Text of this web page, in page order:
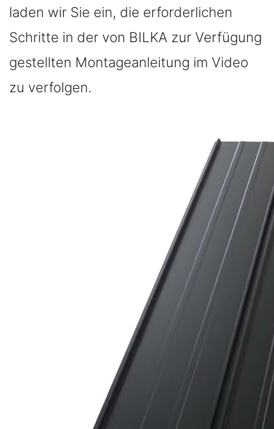
laden wir Sie ein, die erforderlichen
Schritte in der von BILKA zur Verfügung
gestellten Montageanleitung im Video
zu verfolgen.